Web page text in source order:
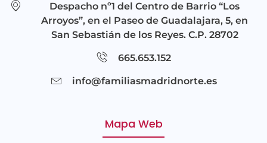
Despacho nº1 del Centro de Barrio “Los
Arroyos”, en el Paseo de Guadalajara, 5, en
San Sebastián de los Reyes. C.P. 28702
665.653.152
info@familiasmadridnorte.es
Mapa Web